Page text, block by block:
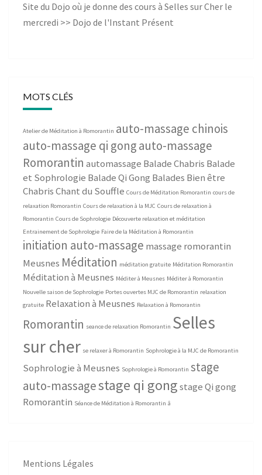
Site du Dojo où je donne des cours à Selles sur Cher le
mercredi >> Dojo de l'Instant Présent
MOTS CLÉS
Atelier de Méditation à Romorantin auto-massage chinois
auto-massage qi gongauto-massage
Romorantin automassage Balade Chabris Balade
et Sophrologie Balade Qi Gong Balades Bien être
ChabrisChant du Souffle Cours de Méditation Romorantin cours de
relaxation Romorantin Cours de relaxation à la MJC Cours de relaxation à
Romorantin Cours de Sophrologie Découverte relaxation et méditation
Entrainement de Sophrologie Faire de la Méditation à Romorantin
initiation auto-massage massage romorantin
Meusnes Méditation méditation gratuite Méditation Romorantin
Méditation à Meusnes Méditer à Meusnes Méditer à Romorantin
Nouvelle saison de Sophrologie Portes ouvertes MJC de Romorantin relaxation
gratuite Relaxation à Meusnes Relaxation à Romorantin
Romorantin seance de relaxation Romorantin Selles
sur cher se relaxer à Romorantin Sophrologie à la MJC de Romorantin
Sophrologie à Meusnes Sophrologie à Romorantin stage
auto-massagestage qi gongstage Qi gong
Romorantin Séance de Méditation à Romorantin â
Mentions Légales